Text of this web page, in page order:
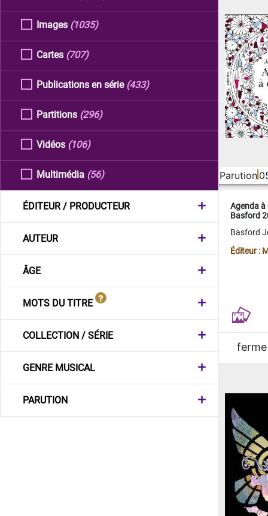
Images (1035)
Cartes (707)
Publications en série (433)
Partitions (296)
Vidéos (106)
Multimédia (56)
ÉDITEUR / PRODUCTEUR
AUTEUR
ÂGE
MOTS DU TITRE
COLLECTION / SÉRIE
GENRE MUSICAL
PARUTION
Parution
Agenda
Basford
Basford
Éditeur :
ferme